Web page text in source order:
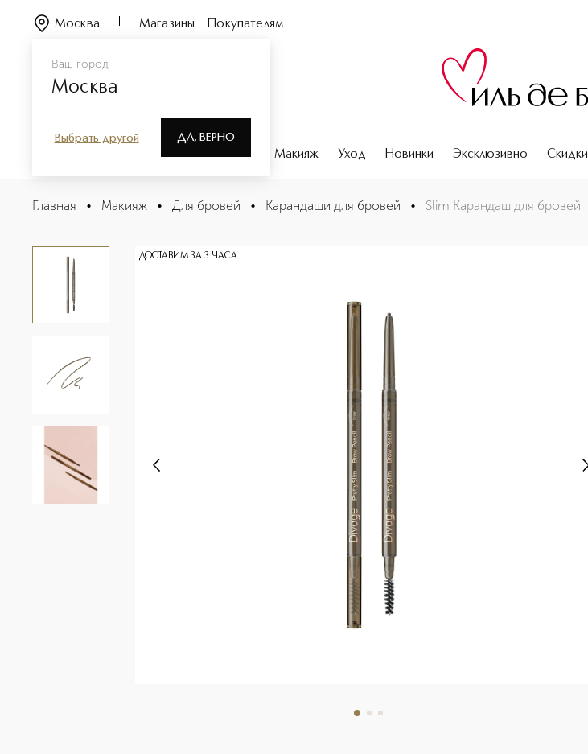
Ваш город
Москва
Выбрать другой ДА, ВЕРНО
Москва Магазины Покупателям
Парфюмерия Макияж Уход Новинки Эксклюзивно Скидки
Slim Карандаш для бровей
Описание
Главная • Макияж • Для бровей • Карандаши для бровей • Slim Карандаш для бровей
ДОСТАВИМ ЗА 3 ЧАСА